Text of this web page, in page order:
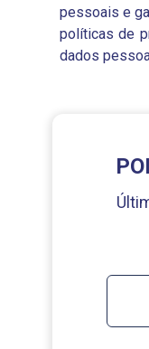
pessoais e
políticas de
dados